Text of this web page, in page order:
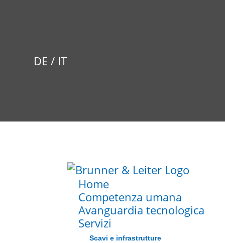
DE / IT
Home
Competenza umana
Avanguardia tecnologica
Servizi
Scavi e infrastrutture